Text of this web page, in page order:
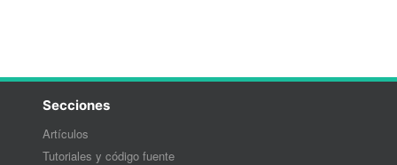
Secciones
Artículos
Tutoriales y código fuente